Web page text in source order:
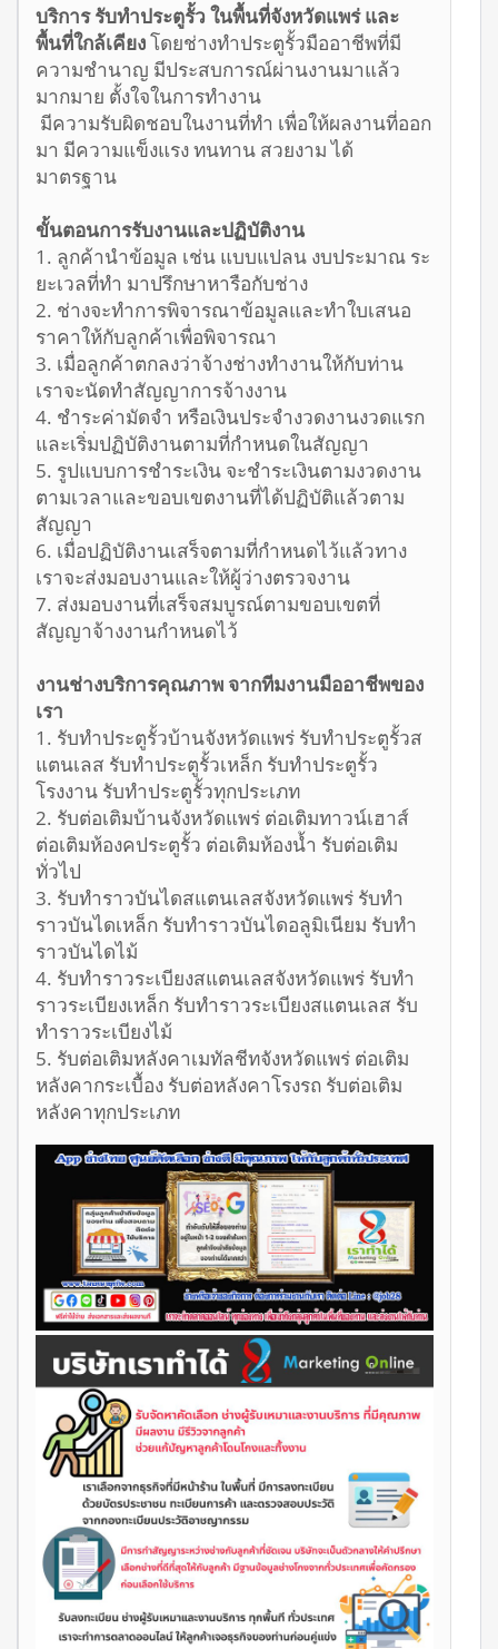
บริการ รับทำประตูรั้ว ในพื้นที่จังหวัดแพร่ และ
พื้นที่ใกล้เคียงโดยช่างทำประตูรั้วมืออาชีพที่มี
ความชำนาญ มีประสบการณ์ผ่านงานมาแล้ว
มากมาย ตั้งใจในการทำงาน
มีความรับผิดชอบในงานที่ทำ เพื่อให้ผลงานที่ออก
มา มีความแข็งแรง ทนทาน สวยงาม ได้
มาตรฐาน
ขั้นตอนการรับงานและปฏิบัติงาน
1. ลูกค้านำข้อมูล เช่น แบบแปลน งบประมาณ ระ
ยะเวลที่ทำ มาปรึกษาหารือกับช่าง
2. ช่างจะทำการพิจารณาข้อมูลและทำใบเสนอ
ราคาให้กับลูกค้าเพื่อพิจารณา
3. เมื่อลูกค้าตกลงว่าจ้างช่างทำงานให้กับท่าน
เราจะนัดทำสัญญาการจ้างงาน
4. ชำระค่ามัดจำ หรือเงินประจำงวดงานงวดแรก
และเริ่มปฏิบัติงานตามที่กำหนดในสัญญา
5. รูปแบบการชำระเงิน จะชำระเงินตามงวดงาน
ตามเวลาและขอบเขตงานที่ได้ปฏิบัติแล้วตาม
สัญญา
6. เมื่อปฏิบัติงานเสร็จตามที่กำหนดไว้แล้วทาง
เราจะส่งมอบงานและให้ผู้ว่างตรวจงาน
7. ส่งมอบงานที่เสร็จสมบูรณ์ตามขอบเขตที่
สัญญาจ้างงานกำหนดไว้
งานช่างบริการคุณภาพ จากทีมงานมืออาชีพของ
เรา
1. รับทำประตูรั้วบ้านจังหวัดแพร่ รับทำประตูรั้วส
แตนเลส รับทำประตูรั้วเหล็ก รับทำประตูรั้ว
โรงงาน รับทำประตูรั้วทุกประเภท
2. รับต่อเติมบ้านจังหวัดแพร่ ต่อเติมทาวน์เฮาส์
ต่อเติมห้องคประตูรั้ว ต่อเติมห้องน้ำ รับต่อเติม
ทั่วไป
3. รับทำราวบันไดสแตนเลสจังหวัดแพร่ รับทำ
ราวบันไดเหล็ก รับทำราวบันไดอลูมิเนียม รับทำ
ราวบันไดไม้
4. รับทำราวระเบียงสแตนเลสจังหวัดแพร่ รับทำ
ราวระเบียงเหล็ก รับทำราวระเบียงสแตนเลส รับ
ทำราวระเบียงไม้
5. รับต่อเติมหลังคาเมทัลชีทจังหวัดแพร่ ต่อเติม
หลังคากระเบื้อง รับต่อหลังคาโรงรถ รับต่อเติม
หลังคาทุกประเภท